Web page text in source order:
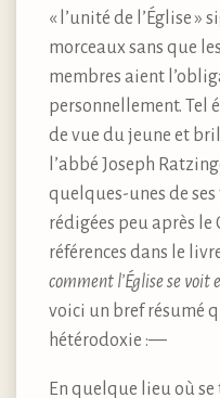
« l’unité de l’Église »
morceaux sans que
membres aient
personnellement. Tel
de vue du jeune et
l’abbé Joseph
quelques-unes de
rédigées peu après le
références dans le
comment l’Église se voit
voici un bref résumé
hétérodoxie :—
En quelque lieu où